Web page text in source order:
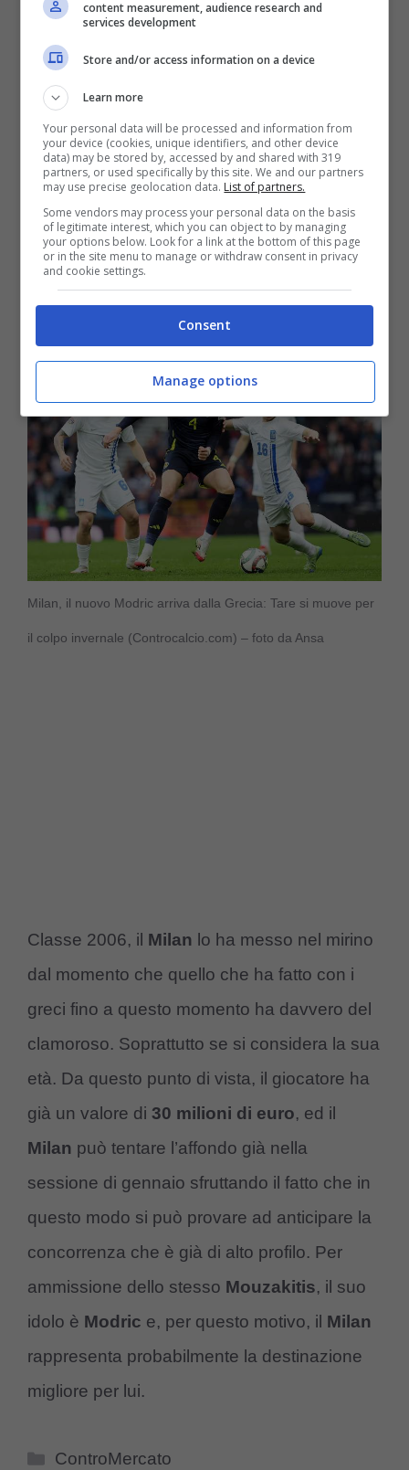
impegni europei. Ci sono degli sviluppi da
registrare da questo punto di vista. Stando a
quanto raccontato da
ha messo seriamente nel mirinoChristos
Mouzakitis. Talento purissimo di proprietà
Olympiakos
, è un profilo che i rossoneri
seguono già dall’estate e per il quale è stato
anche già provato un affondo, che però non
ha dato i risultati auspicati.
Milan, il nuovo Modric arriva dalla Grecia: Tare si muove per
il colpo invernale (Controcalcio.com) – foto da Ansa
Classe 2006, il Milan lo ha messo nel mirino
dal momento che quello che ha fatto con i
greci fino a questo momento ha davvero del
clamoroso. Soprattutto se si considera la sua
età. Da questo punto di vista, il giocatore ha
già un valore di 30 milioni di euro, ed il
Milan può tentare l’affondo già nella
sessione di gennaio sfruttando il fatto che in
questo modo si può provare ad anticipare la
concorrenza che è già di alto profilo. Per
ammissione dello stesso Mouzakitis, il suo
idolo è Modric e, per questo motivo, il Milan
rappresenta probabilmente la destinazione
migliore per lui.
Categorie
ControMercato
content measurement, audience research and
services development
Store and/or access information on a device
Learn more
Your personal data will be processed and information from
your device (cookies, unique identifiers, and other device
data) may be stored by, accessed by and shared with 319
partners, or used specifically by this site. We and our partners
may use precise geolocation data. List of partners.
Some vendors may process your personal data on the basis
of legitimate interest, which you can object to by managing
your options below. Look for a link at the bottom of this page
or in the site menu to manage or withdraw consent in privacy
and cookie settings.
Consent
Manage options